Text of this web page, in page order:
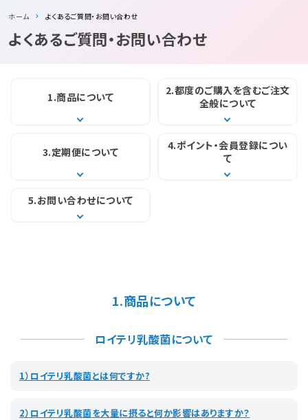
ホーム よくあるご質問・お問い合わせ
よくあるご質問・お問い合わせ
1.商品について 2.都度のご購入を含むご注文
全般について
3.定期便について 4.ポイント・会員登録につい
て
5.お問い合わせについて
1.商品について
ロイテリ乳酸菌について
1）ロイテリ乳酸菌とは何ですか?
2）ロイテリ乳酸菌を大量に摂ると何か影響はありますか？